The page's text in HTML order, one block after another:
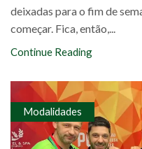
deixadas para o fim de
começar. Fica, então,...
Continue Reading
Modalidades